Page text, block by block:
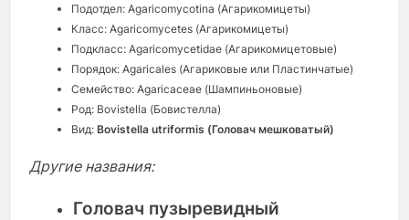
Подотдел: Agaricomycotina (Агарикомицеты)
Класс: Agaricomycetes (Агарикомицеты)
Подкласс: Agaricomycetidae (Агарикомицетовые)
Порядок: Agaricales (Агариковые или Пластинчатые)
Семейство: Agaricaceae (Шампиньоновые)
Род: Bovistella (Бовистелла)
Вид: Bovistella utriformis (Головач мешковатый)
Другие названия:
Головач пузыревидный